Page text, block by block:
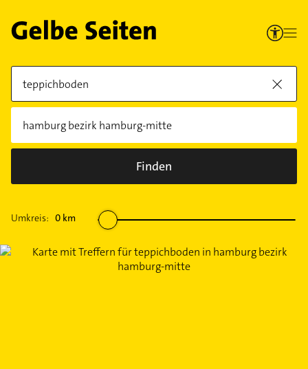
Finden
Umkreis: 0 km